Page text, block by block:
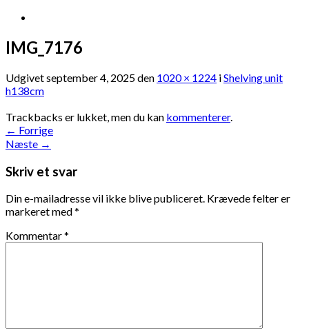
IMG_7176
Udgivetseptember 4, 2025den 1020 × 1224 iShelving unit
h138cm
Trackbacks er lukket, men du kan kommenterer.
← Forrige
Næste →
Skriv et svar
Din e-mailadresse vil ikke blive publiceret. Krævede felter er
markeret med*
Kommentar*